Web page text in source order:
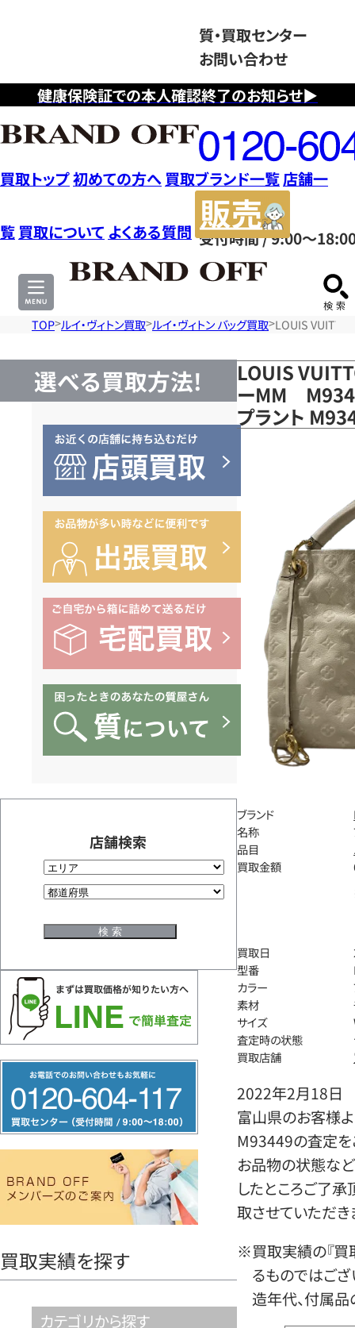
健康保険証での本人確認終了のお知らせ▶
質・買取センター
お問い合わせ
フ
リ
ー
ダ
イ
ヤ
ル
0120604117
受付時間 / 9:00～
買取トップ初めての方へ 買取ブランド一覧店舗一
覧 買取について よくある質問
サ
TOP ルイ・ヴィトン買取 ルイ・ヴィトン バッグ買取 LOUIS
選べる買取方法!
店舗検索
リ
ー
ヤ
買取実績を探す
カテゴリから探す
LOUIS
ーMM
プラント
ブランド
名称
品目
買取金額
買取日
型番
カラー
素材
サイズ
査定時の状態
買取店舗
2022年2月18日
富山県のお客様
M93449の査定を
お品物の状態など
したところご了
取させていただき
※買取実績の『買
るものではござ
造年代、付属品